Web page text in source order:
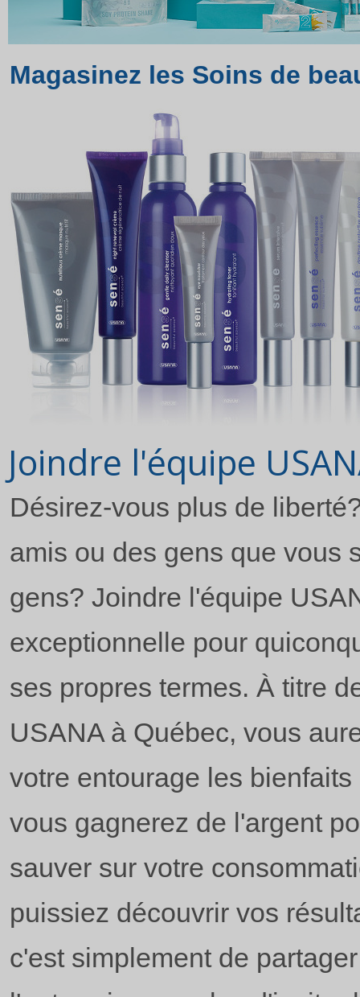
Magasinez les Soins de
Joindre l'équipe
Désirez-vous plus de
amis ou des gens que vous
gens? Joindre l'équipe
exceptionnelle pour
ses propres termes. À titre
USANA à Québec, vous
votre entourage les
vous gagnerez de l'argent
sauver sur votre
puissiez découvrir vos
c'est simplement de